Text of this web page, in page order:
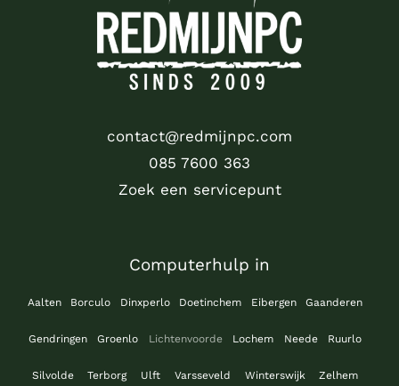
contact@redmijnpc.com
085 7600 363
Zoek een servicepunt
Computerhulp in
Aalten Borculo Dinxperlo Doetinchem Eibergen Gaanderen
Gendringen Groenlo Lichtenvoorde Lochem Neede Ruurlo
Silvolde Terborg Ulft Varsseveld Winterswijk Zelhem